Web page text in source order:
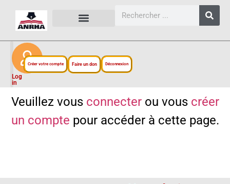
Log
in
Créer votre compte Faire un don Déconnexion
Veuillez vous connecterou vous créer
un compte pour accéder à cette page.